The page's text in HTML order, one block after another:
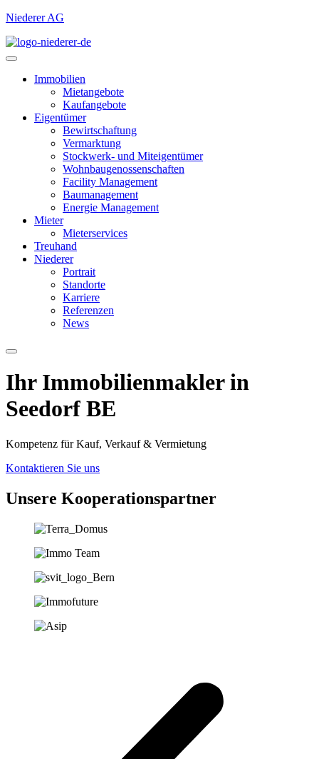
Niederer AG
Immobilien
Mietangebote
Kaufangebote
Eigentümer
Bewirtschaftung
Vermarktung
Stockwerk- und Miteigentümer
Wohnbaugenossenschaften
Facility Management
Baumanagement
Energie Management
Mieter
Mieterservices
Treuhand
Niederer
Portrait
Standorte
Karriere
Referenzen
News
Ihr Immobilien­­­makler in
Seedorf BE
Kompetenz für Kauf, Verkauf & Vermietung
Kontaktieren Sie uns
Unsere Koopera­tions­partner